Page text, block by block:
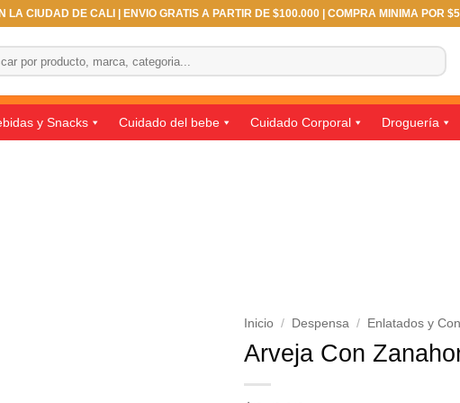
LA CIUDAD DE CALI | ENVIO GRATIS A PARTIR DE $100.000 | COMPRA MINIMA POR
y Snacks Cuidado del bebe Cuidado Corporal Droguería
Inicio / Despensa / Enlatados y
Arveja Con